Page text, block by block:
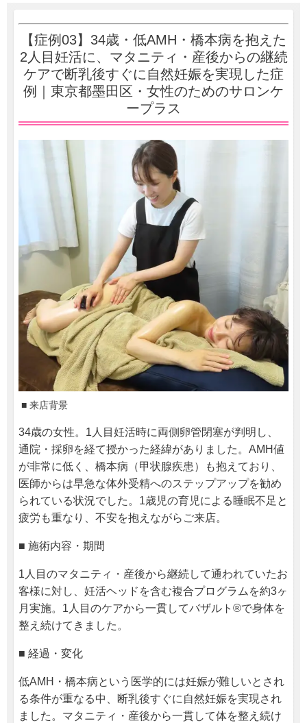
【症例03】34歳・低AMH・橋本病を抱えた
2人目妊活に、マタニティ・産後からの継続
ケアで断乳後すぐに自然妊娠を実現した症
例｜東京都墨田区・女性のためのサロンケ
ープラス
■ 来店背景
34歳の女性。1人目妊活時に両側卵管閉塞が判明し、
通院・採卵を経て授かった経緯がありました。AMH値
が非常に低く、橋本病（甲状腺疾患）も抱えており、
医師からは早急な体外受精へのステップアップを勧め
られている状況でした。1歳児の育児による睡眠不足と
疲労も重なり、不安を抱えながらご来店。
■ 施術内容・期間
1人目のマタニティ・産後から継続して通われていたお
客様に対し、妊活ヘッドを含む複合プログラムを約3ヶ
月実施。1人目のケアから一貫してバザルト®で身体を
整え続けてきました。
■ 経過・変化
低AMH・橋本病という医学的には妊娠が難しいとされ
る条件が重なる中、断乳後すぐに自然妊娠を実現され
ました。マタニティ・産後から一貫して体を整え続け